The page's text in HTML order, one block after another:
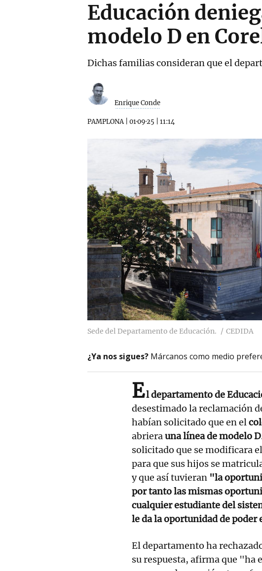
Educación
modelo D en
Dichas familias consideran que el
Enrique Conde
PAMPLONA| 01·09·25 11:14
Sede del Departamento de Educación. CEDIDA
¿Ya nos sigues? Márcanos como medio
El departamento de
desestimado la reclamación
habían solicitado que en el
abrierauna línea de modelo D
solicitado que se modificara
para que sus hijos se
y que así tuvieran "la
por tanto las mismas
cualquier estudiante del
le da la oportunidad de poder
El departamento ha
su respuesta, afirma que "ha